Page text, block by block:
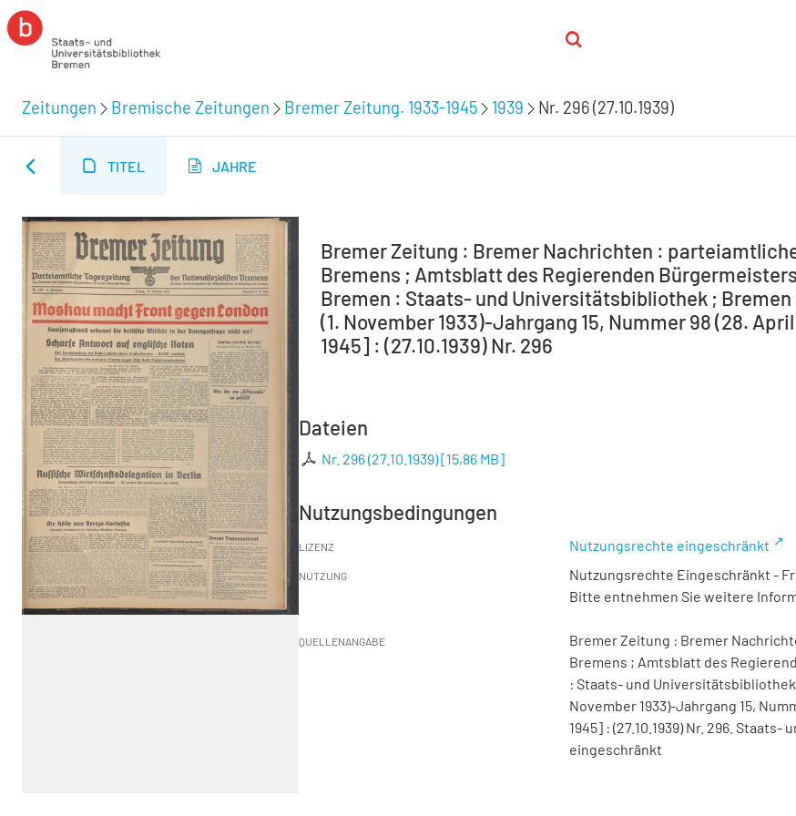
Zeitungen Bremische Zeitungen Bremer Zeitung. 1933-1945 1939 Nr. 296 (27.10.1939)
TITEL JAHRE
Bremer Zeitung : Bremer Nachrichten :
Bremens ; Amtsblatt des Regierenden
Bremen : Staats- und Universitätsbibliothek ;
(1. November 1933)-Jahrgang 15, Nummer 98 (28.
1945] : (27.10.1939) Nr. 296
Dateien
Nr. 296 (27.10.1939)[15,86 MB]
Nutzungsbedingungen
LIZENZ Nutzungsrechte eingeschränkt
NUTZUNG
Nutzungsrechte Eingeschränkt -
Bitte entnehmen Sie weitere
QUELLENANGABE
Bremer Zeitung : Bremer
Bremens ; Amtsblatt des
: Staats- und Universitätsbibliothek
November 1933)-Jahrgang 15,
1945] : (27.10.1939) Nr. 296.
eingeschränkt